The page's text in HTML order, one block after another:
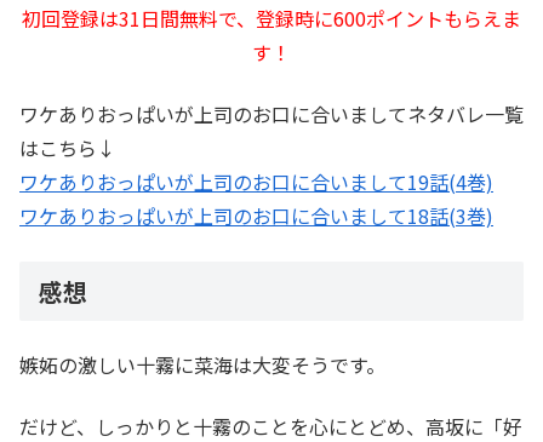
初回登録は31日間無料で、登録時に600ポイントもらえま
す！
ワケありおっぱいが上司のお口に合いましてネタバレ一覧
はこちら↓
ワケありおっぱいが上司のお口に合いまして19話(4巻)
ワケありおっぱいが上司のお口に合いまして18話(3巻)
感想
嫉妬の激しい十霧に菜海は大変そうです。
だけど、しっかりと十霧のことを心にとどめ、高坂に「好